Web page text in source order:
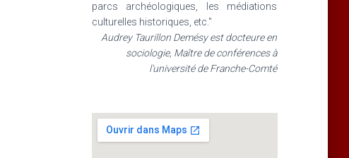
parcs archéologiques, les médiations
culturelles historiques, etc."
Audrey Taurillon Demésy est docteure en
sociologie, Maître de conférences à
l'université de Franche-Comté